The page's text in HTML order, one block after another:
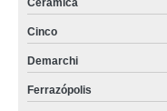
Cerâmica
Cinco
Demarchi
Ferrazópolis